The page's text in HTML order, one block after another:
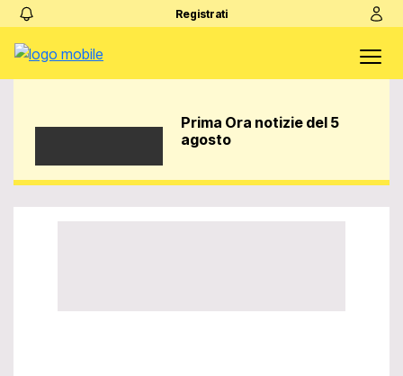
Registrati
Prima Ora notizie del 5
agosto